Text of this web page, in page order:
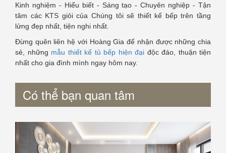
Kinh nghiệm - Hiểu biết - Sáng tạo - Chuyên nghiệp - Tận
tâm các KTS giỏi của Chúng tôi sẽ thiết kế bếp trên tầng
lửng đẹp nhất, tiện nghi nhất.
Đừng quên liên hệ với Hoàng Gia để nhận được những chia
sẻ, những mẫu thiết kế tủ bếp hiện đại độc đáo, thuận tiện
nhất cho gia đình mình ngay hôm nay.
Có thể bạn quan tâm